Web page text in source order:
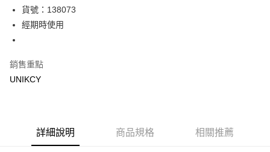
LINE Pay
Apple Pay
7-11取貨付款［需3-5個工作天不含預購商品］
貨號：138073
經期時使用
銷售重點
UNIKCY
詳細說明 商品規格 相關推薦